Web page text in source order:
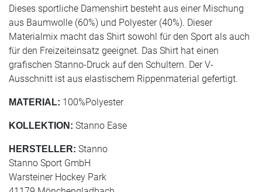
Dieses sportliche Damenshirt besteht aus einer Mischung
aus Baumwolle (60%) und Polyester (40%). Dieser
Materialmix macht das Shirt sowohl für den Sport als auch
für den Freizeiteinsatz geeignet. Das Shirt hat einen
grafischen Stanno-Druck auf den Schultern. Der V-
Ausschnitt ist aus elastischem Rippenmaterial gefertigt.
MATERIAL: 100%Polyester
KOLLEKTION: Stanno Ease
HERSTELLER: Stanno
Stanno Sport GmbH
Warsteiner Hockey Park